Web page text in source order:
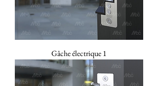
Gâche électrique 1